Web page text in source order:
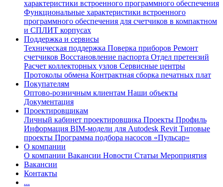
характеристики встроенного программного обеспечения
Функциональные характеристики встроенного
программного обеспечения для счетчиков в компактном
и СПЛИТ корпусах
Поддержка и сервисы
Техническая поддержка Поверка приборов Ремонт
счетчиков Восстановление паспорта Отдел претензий
Расчет коллекторных узлов Сервисные центры
Протоколы обмена Контрактная сборка печатных плат
Покупателям
Оптово-розничным клиентам Наши объекты
Документация
Проектировщикам
Личный кабинет проектировщика Проекты Профиль
Информация BIM-модели для Autodesk Revit Типовые
проекты Программа подбора насосов «Пульсар»
О компании
О компании Вакансии Новости Статьи Мероприятия
Вакансии
Контакты
...